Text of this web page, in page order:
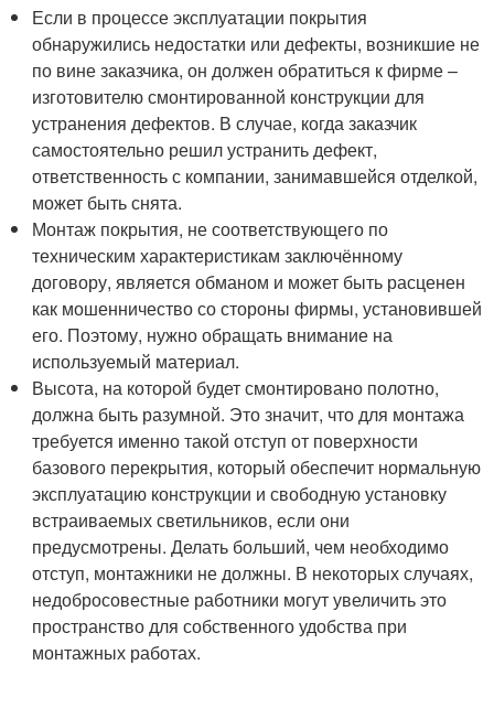
Если в процессе эксплуатации покрытия
обнаружились недостатки или дефекты, возникшие не
по вине заказчика, он должен обратиться к фирме –
изготовителю смонтированной конструкции для
устранения дефектов. В случае, когда заказчик
самостоятельно решил устранить дефект,
ответственность с компании, занимавшейся отделкой,
может быть снята.
Монтаж покрытия, не соответствующего по
техническим характеристикам заключённому
договору, является обманом и может быть расценен
как мошенничество со стороны фирмы, установившей
его. Поэтому, нужно обращать внимание на
используемый материал.
Высота, на которой будет смонтировано полотно,
должна быть разумной. Это значит, что для монтажа
требуется именно такой отступ от поверхности
базового перекрытия, который обеспечит нормальную
эксплуатацию конструкции и свободную установку
встраиваемых светильников, если они
предусмотрены. Делать больший, чем необходимо
отступ, монтажники не должны. В некоторых случаях,
недобросовестные работники могут увеличить это
пространство для собственного удобства при
монтажных работах.